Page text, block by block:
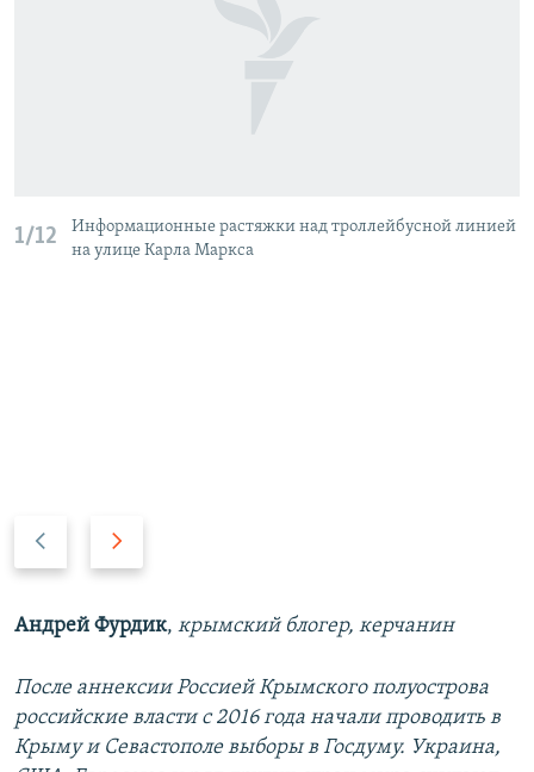
1/12
Информационные растяжки над троллейбусной линией
на улице Карла Маркса
д
д
у
щ
д
ю
щ
и
Андрей Фурдик, крымский блогер, керчанин
После аннексии Россией Крымского полуострова
российские власти с 2016 года начали проводить в
Крыму и Севастополе выборы в Госдуму. Украина,